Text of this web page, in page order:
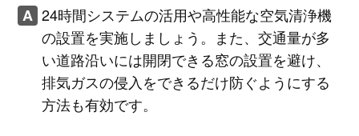
24時間システムの活用や高性能な空気清浄機
の設置を実施しましょう。また、交通量が多
い道路沿いには開閉できる窓の設置を避け、
排気ガスの侵入をできるだけ防ぐようにする
方法も有効です。